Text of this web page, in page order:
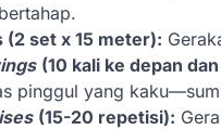
(2 set x 15 meter):
(10 kali ke depan
pinggul yang
(15-20 repetisi):